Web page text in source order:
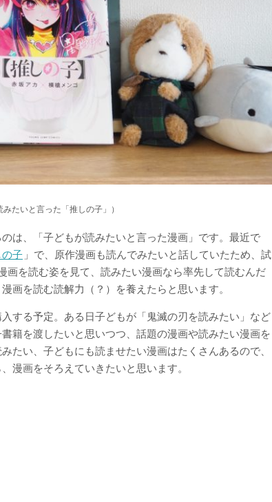
たいと言った「推しの子」）
は、「子どもが読みたいと言った漫画」です。最近で
子 」で、原作漫画も読んでみたいと話していたため、試
画を読む姿を見て、読みたい漫画なら率先して読むんだ
画を読む読解力（？）を養えたらと思います。
する予定。ある日子どもが「鬼滅の刃を読みたい」など
籍を渡したいと思いつつ、話題の漫画や読みたい漫画を
たい、子どもにも読ませたい漫画はたくさんあるので、
漫画をそろえていきたいと思います。